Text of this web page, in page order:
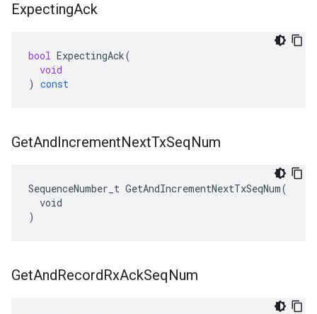
ExpectingAck
bool ExpectingAck(
void
) const
GetAndIncrementNextTxSeqNum
SequenceNumber_t GetAndIncrementNextTxSeqNum(
  void
)
GetAndRecordRxAckSeqNum